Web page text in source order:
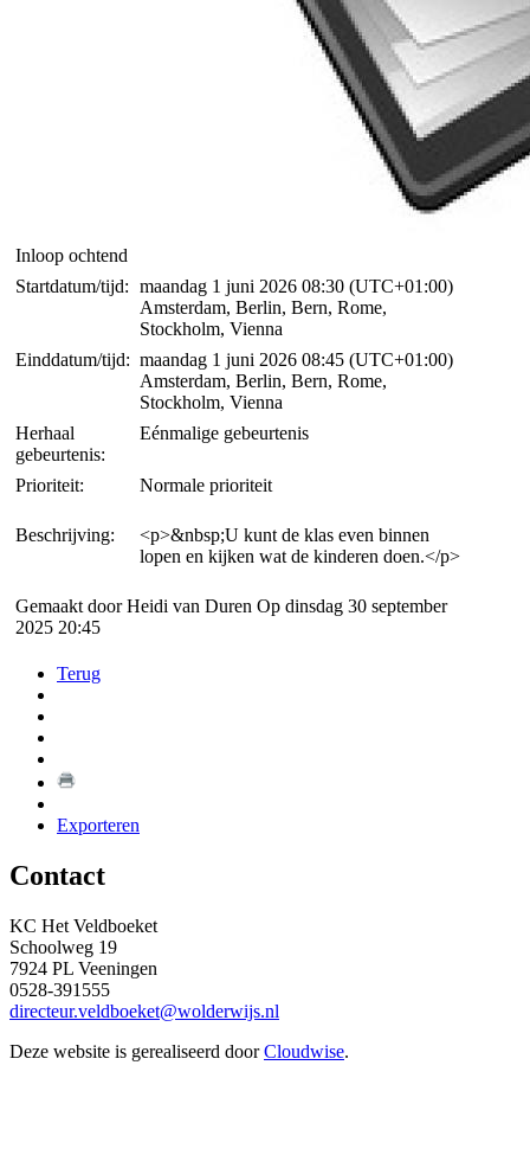
Inloop ochtend
Startdatum/tijd: maandag 1 juni 2026 08:30 (UTC+01:00)
Amsterdam, Berlin, Bern, Rome,
Stockholm, Vienna
Einddatum/tijd: maandag 1 juni 2026 08:45 (UTC+01:00)
Amsterdam, Berlin, Bern, Rome,
Stockholm, Vienna
Herhaal
gebeurtenis:
Eénmalige gebeurtenis
Prioriteit: Normale prioriteit
Beschrijving:
<p>&nbsp;U kunt de klas even binnen
lopen en kijken wat de kinderen doen.</p>
Gemaakt door Heidi van Duren Op dinsdag 30 september
2025 20:45
Terug
Exporteren
Contact
KC Het Veldboeket
Schoolweg 19
7924 PL Veeningen
0528-391555
directeur.veldboeket@wolderwijs.nl
Deze website is gerealiseerd doorCloudwise.